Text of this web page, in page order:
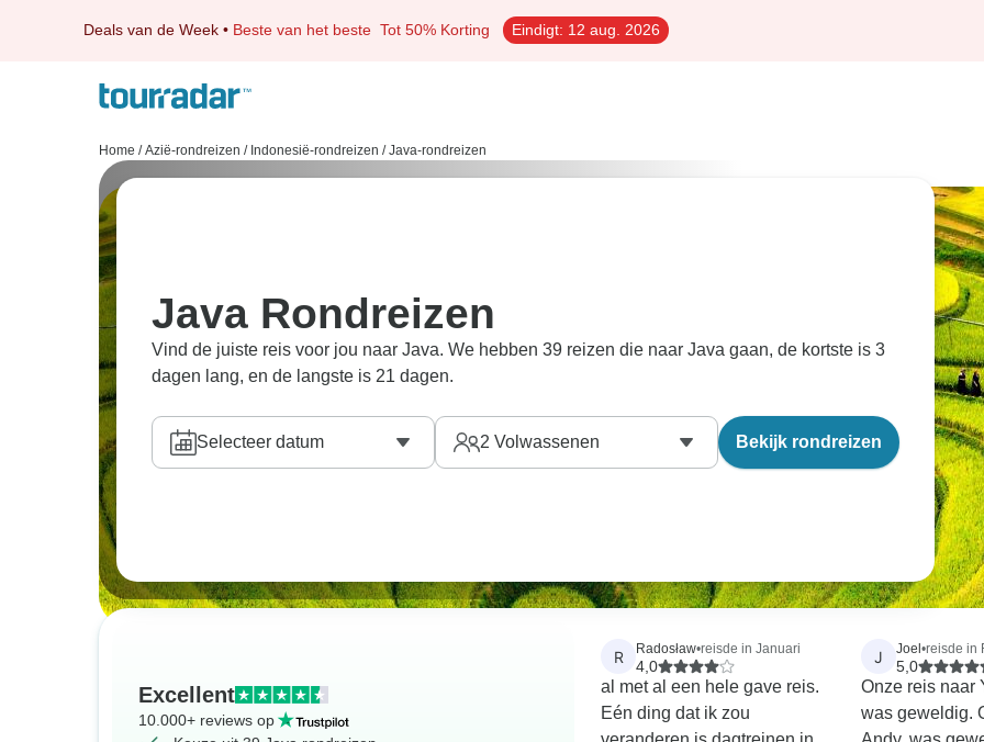
Deals van de Week • Beste van het beste Tot 50% Korting Eindigt: 12 aug. 2026
Home / Azië-rondreizen / Indonesië-rondreizen / Java-rondreizen
Java Rondreizen
Vind de juiste reis voor jou naar Java. We hebben 39 reizen die naar Java gaan, de kortste is 3
dagen lang, en de langste is 21 dagen.
Selecteer datum 2 Volwassenen Bekijk rondreizen
Excellent
10.000+ reviews op
R Radosław•reisde in Januari
4,0
al met al een hele gave reis.
Eén ding dat ik zou
J Joel •reisde in
5,0
Onze reis naar
was geweldig.